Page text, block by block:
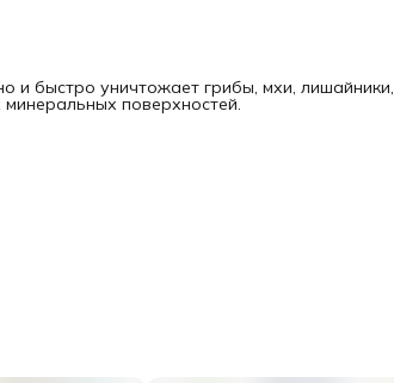
и быстро уничтожает грибы, мхи, лишайники,
поверхностей.